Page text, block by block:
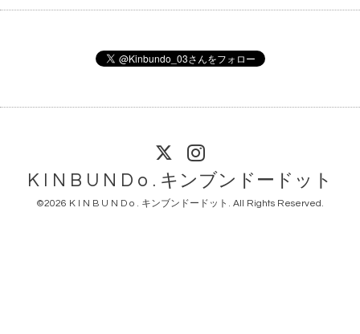
K I N B U N D o . キンブンドードット
©2026 K I N B U N D o . キンブンドードット . All Rights Reserved.